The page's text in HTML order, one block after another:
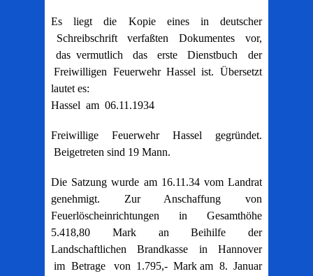
Es liegt die Kopie eines in deutscher
Schreibschrift verfaßten Dokumentes vor,
das vermutlich das erste Dienstbuch der
Freiwilligen Feuerwehr Hassel ist. Übersetzt
lautet es:
Hassel am 06.11.1934
Freiwillige Feuerwehr Hassel gegründet.
Beigetreten sind 19 Mann.
Die Satzung wurde am 16.11.34 vom Landrat
genehmigt. Zur Anschaffung von
Feuerlöscheinrichtungen in Gesamthöhe
5.418,80 Mark an Beihilfe der
Landschaftlichen Brandkasse in Hannover
im Betrage von 1.795,- Mark am 8. Januar